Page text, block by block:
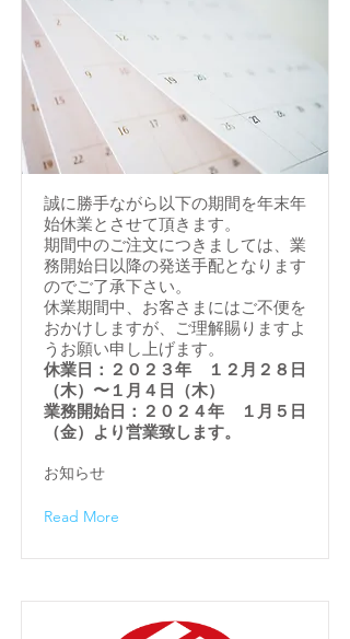
誠に勝手ながら以下の期間を年末年
始休業とさせて頂きます。
期間中のご注文につきましては、業
務開始日以降の発送手配となります
のでご了承下さい。
休業期間中、お客さまにはご不便を
おかけしますが、ご理解賜りますよ
うお願い申し上げます。
休業日：２０２３年 １２月２８日
（木）〜１月４日（木）
業務開始日：２０２４年 １月５日
（金）より営業致します。
お知らせ
Read More